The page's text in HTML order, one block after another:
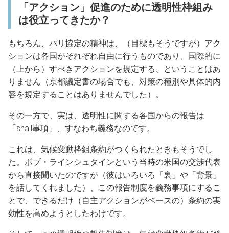
「アクション」促進のために透明性枠組み
は役立ってきたか？
もちろん、パリ協定の精神は、（目標もそうですが）アク
ションは各国がそれぞれ自由に行うものであり、国際的に
（上から）すべきアクションを規定する、ということはあ
りません（京都議定書の場合でも、対策の種別や具体的内
容を規定することはありませんでした）。
その一方で、実は、透明性に関する各国からの報告は
「shall事項」、すなわち義務なのです。
これは、気候変動枠組条約がつくられたときもそうでし
た。ボブ・ラインシュタインという当時の米国の交渉代表
から直接聞いたのですが（彼はいろいろ「裏」や「背景」
を話してくれました）、この報告制度を義務事項にするこ
とで、できるだけ（自主アクションがベースの）条約の実
効性を高めようとしたわけです。